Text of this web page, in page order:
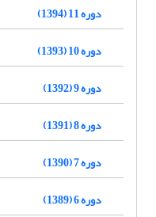
دوره 11 (1394)
دوره 10 (1393)
دوره 9 (1392)
دوره 8 (1391)
دوره 7 (1390)
دوره 6 (1389)